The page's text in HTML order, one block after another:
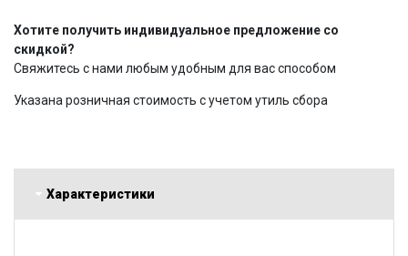
Хотите получить индивидуальное предложение со
скидкой?
Свяжитесь с нами любым удобным для вас способом
Указана розничная стоимость с учетом утиль сбора
Характеристики